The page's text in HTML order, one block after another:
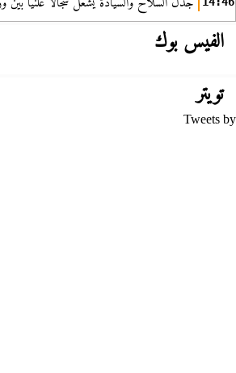
الفيس بوك
تويتر
Tweets by